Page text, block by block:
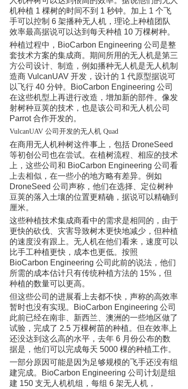
机种植 1 棵树的时间不到 1 秒钟。加上 1 个飞
手可以控制 6 架播种无人机，理论上种植团队
效率最高据说可以达到每天种植 10 万棵树种。
种植过程中，BioCarbon Engineering 公司是整
套技术方案的集成商。期间所用的无人机是第三
方公司设计、制造，例如播种无人机是无人机制
造商 VulcanUAV 开发，设计的 1 代原型据说可
以飞行 40 分钟。BioCarbon Engineering 公司
在这些机型上再进行改造，增加新的部件。像发
射树种豆荚的技术，也是该公司和无人机公司
Parrot 合作开发的。
VulcanUAV 公司开发的无人机 Quad
在商用无人机种树这件事上，包括 DroneSeed
等初创公司也在尝试。在植树流程、相应的技术
上，这些公司和 BioCarbon Engineering 公司看
上去相似，在一些小的地方略有差异。例如
DroneSeed 公司声称，他们在选择、定位树种
豆荚的落入土壤的位置更精确，据说可以精确到
厘米。
这些种植技术集成商看中的需求是相同的，由于
更快的砍伐、灾害导致树木更快地减少，但种植
的速度没有跟上。无人机在他们看来，速度可以
比手工种植更快，成本也更低。按照
BioCarbon Engineering 公司此前的说法，他们
所需的成本估计只有传统种植方法的 15%，但
种植的数量可以更高。
但这些公司的进展看上去都不快，声称的高效率
暂时也没有实现。BioCarbon Engineering 公司
此前已经在南非、新西兰、澳洲的一些地区做了
试验，完成了 2.5 万棵树苗的种植。但在效率上
还没达到这么高的水平，去年 6 月份公布的数
据是，他们可以完成每天 5000 棵的种植工作。
一部分原因可能是因为足够规模的飞手还没有组
建完成。BioCarbon Engineering 公司计划是组
建 150 支无人机机组，每组 6 架无人机，